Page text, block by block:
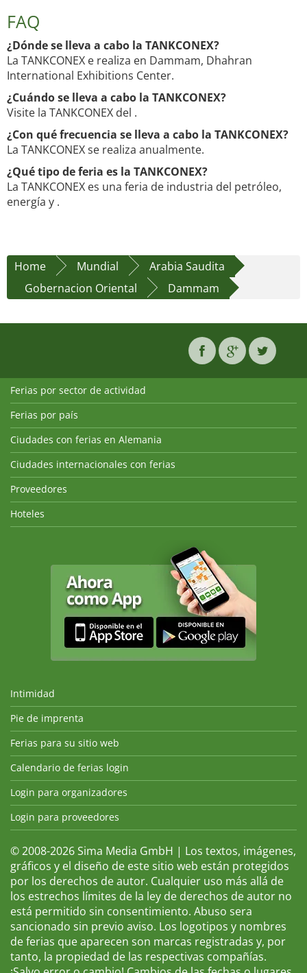
FAQ
¿Dónde se lleva a cabo la TANKCONEX?
La TANKCONEX e realiza en Dammam, Dhahran
International Exhibitions Center.
¿Cuándo se lleva a cabo la TANKCONEX?
Visite la TANKCONEX del .
¿Con qué frecuencia se lleva a cabo la TANKCONEX?
La TANKCONEX se realiza anualmente.
¿Qué tipo de feria es la TANKCONEX?
La TANKCONEX es una feria de industria del petróleo,
energía y .
Home Mundial
Arabia Saudita
Gobernacion Oriental
Dammam
Ferias por sector de actividad
Ferias por país
Ciudades con ferias en Alemania
Ciudades internacionales con ferias
Proveedores
Hoteles
Intimidad
Pie de imprenta
Ferias para su sitio web
Calendario de ferias login
Login para organizadores
Login para proveedores
© 2008-2026 Sima Media GmbH | Los textos, imágenes,
gráficos y el diseño de este sitio web están protegidos
por los derechos de autor. Cualquier uso más allá de
los estrechos límites de la ley de derechos de autor no
está permitido sin consentimiento. Abuso sera
sancionado sin previo aviso. Los logotipos y nombres
de ferias que aparecen son marcas registradas y, por
tanto, la propiedad de las respectivas compañías.